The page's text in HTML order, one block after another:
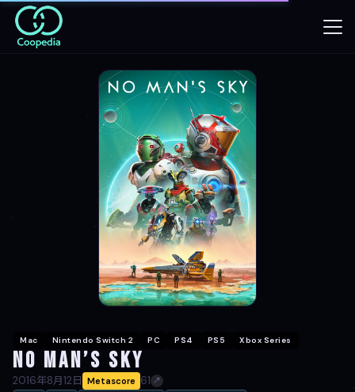
Mac Nintendo Switch 2 PC PS4 PS5 Xbox Series
No Man’s Sky
2016年8月12日 Metascore 61 ↗